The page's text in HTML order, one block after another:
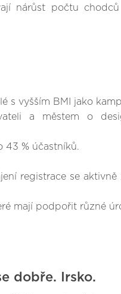
nárůst počtu
s vyšším BMI jako
a městem o
43 % účastníků.
registrace se
mají podpořit různé
dobře. Irsko.